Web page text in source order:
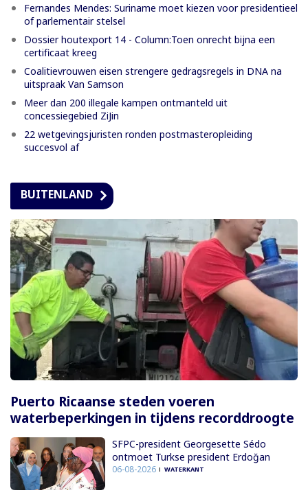
Fernandes Mendes: Suriname moet kiezen voor presidentieel
of parlementair stelsel
Dossier houtexport 14 - Column:Toen onrecht bijna een
certificaat kreeg
Coalitievrouwen eisen strengere gedragsregels in DNA na
uitspraak Van Samson
Meer dan 200 illegale kampen ontmanteld uit
concessiegebied ZiJin
22 wetgevingsjuristen ronden postmasteropleiding
succesvol af
BUITENLAND
Puerto Ricaanse steden voeren
waterbeperkingen in tijdens recorddroogte
SFPC-president Georgesette Sédo
ontmoet Turkse president Erdoğan
06-08-2026 WATERKANT